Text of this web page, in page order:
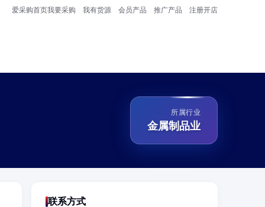
爱采购首页我要采购 我有货源 会员产品 推广产品 注册开店
所属行业
金属制品业
联系方式